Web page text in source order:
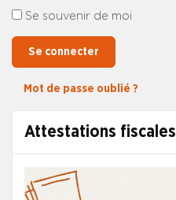
Attestations fiscales
Se souvenir de moi
Se connecter
Mot de passe oublié ?